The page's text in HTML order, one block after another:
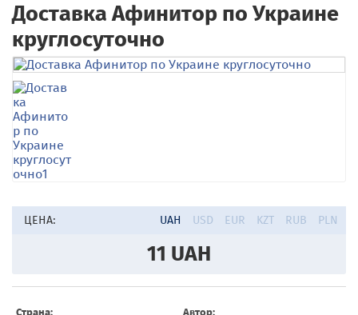
Доставка Афинитор по Украине
круглосуточно
ЦЕНА: UAH USD EUR KZT RUB PLN
11 UAH
Страна:
Автор: